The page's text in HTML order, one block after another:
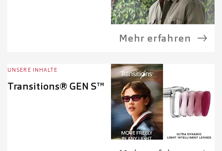
Mehr erfahren
UNSERE INHALTE
Transitions® GEN S™